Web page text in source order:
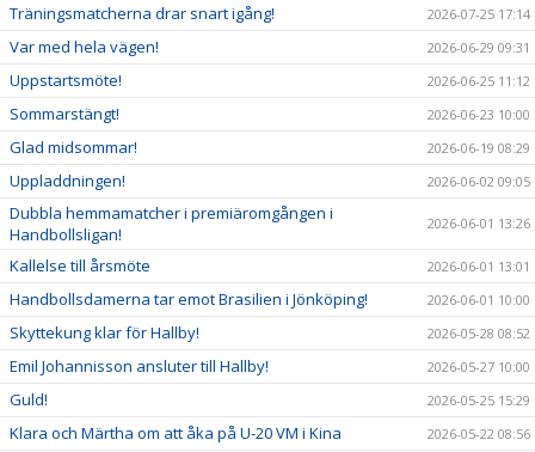
Träningsmatcherna drar snart igång! 2026-07-25 17:14
Var med hela vägen! 2026-06-29 09:31
Uppstartsmöte! 2026-06-25 11:12
Sommarstängt! 2026-06-23 10:00
Glad midsommar! 2026-06-19 08:29
Uppladdningen! 2026-06-02 09:05
Dubbla hemmamatcher i premiäromgången i
Handbollsligan!
2026-06-01 13:26
Kallelse till årsmöte 2026-06-01 13:01
Handbollsdamerna tar emot Brasilien i Jönköping! 2026-06-01 10:00
Skyttekung klar för Hallby! 2026-05-28 08:52
Emil Johannisson ansluter till Hallby! 2026-05-27 10:00
Guld! 2026-05-25 15:29
Klara och Märtha om att åka på U-20 VM i Kina 2026-05-22 08:56